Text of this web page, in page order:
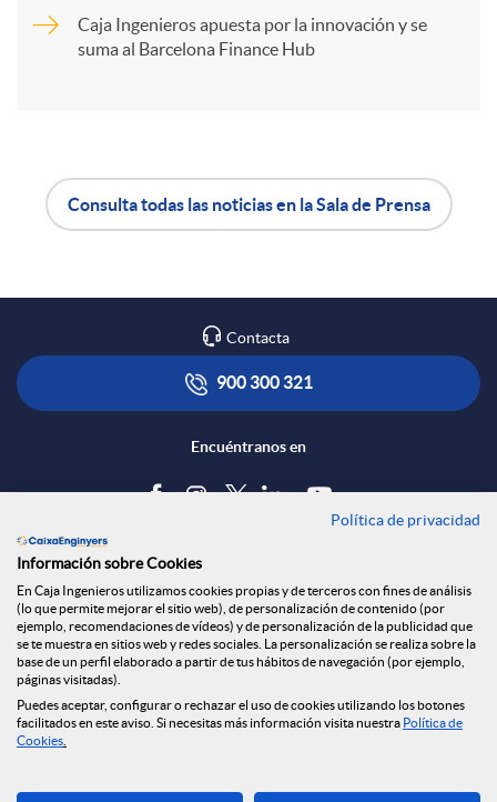
R
e
d
e
s
S
o
Caja Ingenieros apuesta por la innovación y se
suma al Barcelona Finance Hub
A
p
l
a
c
i
o
t
s
a
l
Consulta todas las noticias en la Sala de Prensa
Contacta
900 300 321
Encuéntranos en
Tablón de anuncios
Política de cookies
Aviso legal
Seguridad Online
Privacidad
Canal denuncias
Descarga ahora
Política de privacidad
Información sobre Cookies
En Caja Ingenieros utilizamos cookies propias y de terceros con fines de análisis
(lo que permite mejorar el sitio web), de personalización de contenido (por
ejemplo, recomendaciones de vídeos) y de personalización de la publicidad que
se te muestra en sitios web y redes sociales. La personalización se realiza sobre la
base de un perfil elaborado a partir de tus hábitos de navegación (por ejemplo,
páginas visitadas).
Puedes aceptar, configurar o rechazar el uso de cookies utilizando los botones
facilitados en este aviso. Si necesitas más información visita nuestra Política de
Cookies